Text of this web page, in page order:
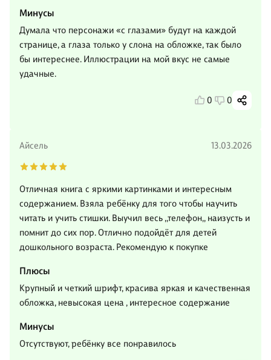
Минусы
Думала что персонажи «с глазами» будут на каждой
странице, а глаза только у слона на обложке, так было
бы интереснее. Иллюстрации на мой вкус не самые
удачные.
0 0
Айсель 13.03.2026
Отличная книга с яркими картинками и интересным
содержанием. Взяла ребёнку для того чтобы научить
читать и учить стишки. Выучил весь ,,телефон,, наизусть и
помнит до сих пор. Отлично подойдёт для детей
дошкольного возраста. Рекомендую к покупке
Плюсы
Крупный и четкий шрифт, красива яркая и качественная
обложка, невысокая цена , интересное содержание
Минусы
Отсутствуют, ребёнку все понравилось